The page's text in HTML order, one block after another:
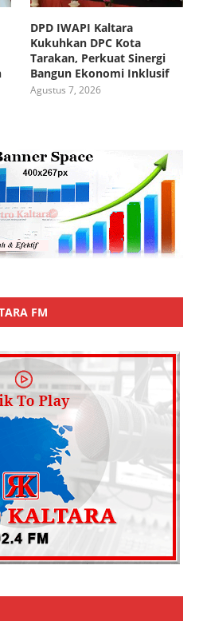
DPD IWAPI Kaltara
Kukuhkan DPC Kota
Tarakan, Perkuat Sinergi
Bangun Ekonomi Inklusif
Agustus 7, 2026
FM